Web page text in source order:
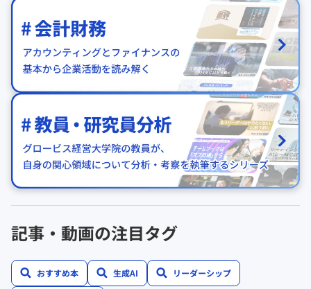
記事・動画の注目タグ
おすすめ本 生成AI リーダーシップ